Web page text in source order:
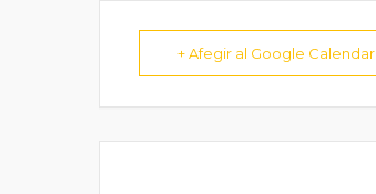
+ Afegir al Google Calendar